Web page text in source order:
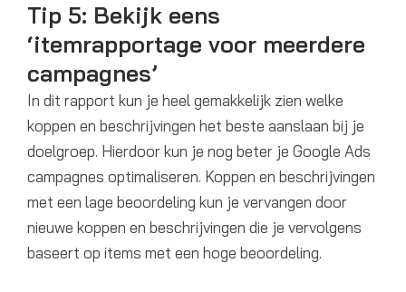
Tip 5: Bekijk eens
‘itemrapportage voor meerdere
campagnes’
In dit rapport kun je heel gemakkelijk zien welke
koppen en beschrijvingen het beste aanslaan bij je
doelgroep. Hierdoor kun je nog beter je Google Ads
campagnes optimaliseren. Koppen en beschrijvingen
met een lage beoordeling kun je vervangen door
nieuwe koppen en beschrijvingen die je vervolgens
baseert op items met een hoge beoordeling.